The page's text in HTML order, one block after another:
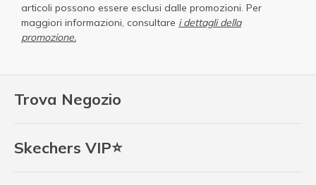
Trova Negozio
Skechers VIP⭐
articoli possono essere esclusi dalle promozioni. Per
maggiori informazioni, consultare i dettagli della
promozione.